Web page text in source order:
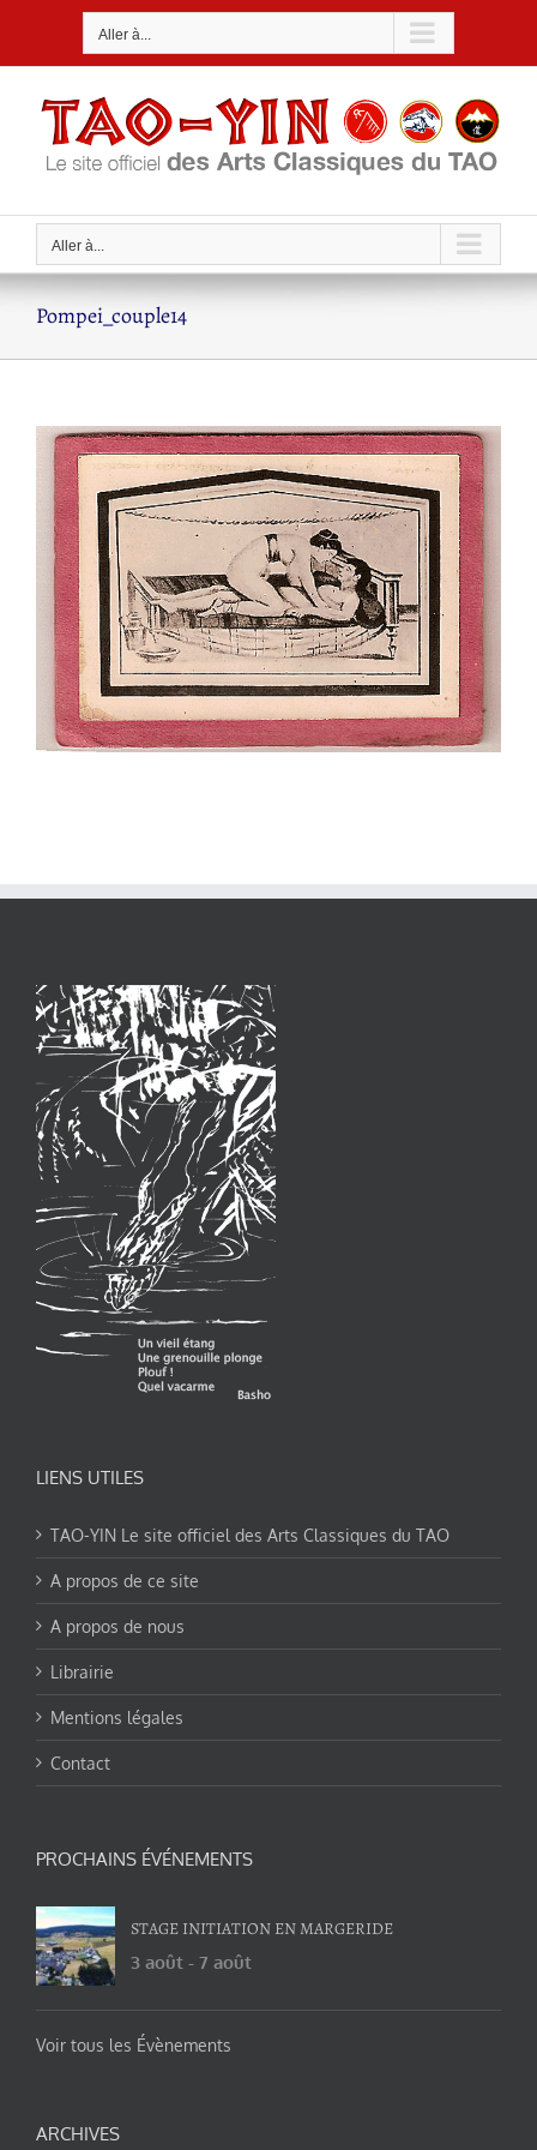
Aller à...
Aller à...
Pompei_couple14
LIENS UTILES
TAO-YIN Le site officiel des Arts Classiques du TAO
A propos de ce site
A propos de nous
Librairie
Mentions légales
Contact
PROCHAINS ÉVÉNEMENTS
STAGE INITIATION EN MARGERIDE
3 août - 7 août
Voir tous les Évènements
ARCHIVES